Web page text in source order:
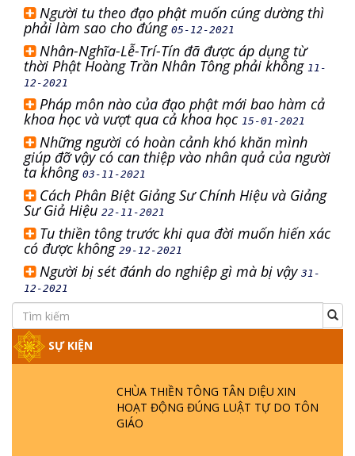
Người tu theo đạo phật muốn cúng dường thì
phải làm sao cho đúng 05-12-2021
Nhân-Nghĩa-Lễ-Trí-Tín đã được áp dụng từ
thời Phật Hoàng Trần Nhân Tông phải không 11-
12-2021
Pháp môn nào của đạo phật mới bao hàm cả
khoa học và vượt qua cả khoa học 15-01-2021
Những người có hoàn cảnh khó khăn mình
giúp đỡ vậy có can thiệp vào nhân quả của người
ta không 03-11-2021
Cách Phân Biệt Giảng Sư Chính Hiệu và Giảng
Sư Giả Hiệu 22-11-2021
Tu thiền tông trước khi qua đời muốn hiến xác
có được không29-12-2021
Người bị sét đánh do nghiệp gì mà bị vậy 31-
12-2021
SỰ KIỆN
CHÙA THIỀN TÔNG TÂN DIỆU XIN
HOẠT ĐỘNG ĐÚNG LUẬT TỰ DO TÔN
GIÁO